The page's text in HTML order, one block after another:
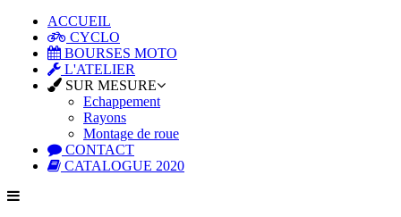
ACCUEIL
CYCLO
BOURSES MOTO
L'ATELIER
SUR MESURE
Echappement
Rayons
Montage de roue
CONTACT
CATALOGUE 2020